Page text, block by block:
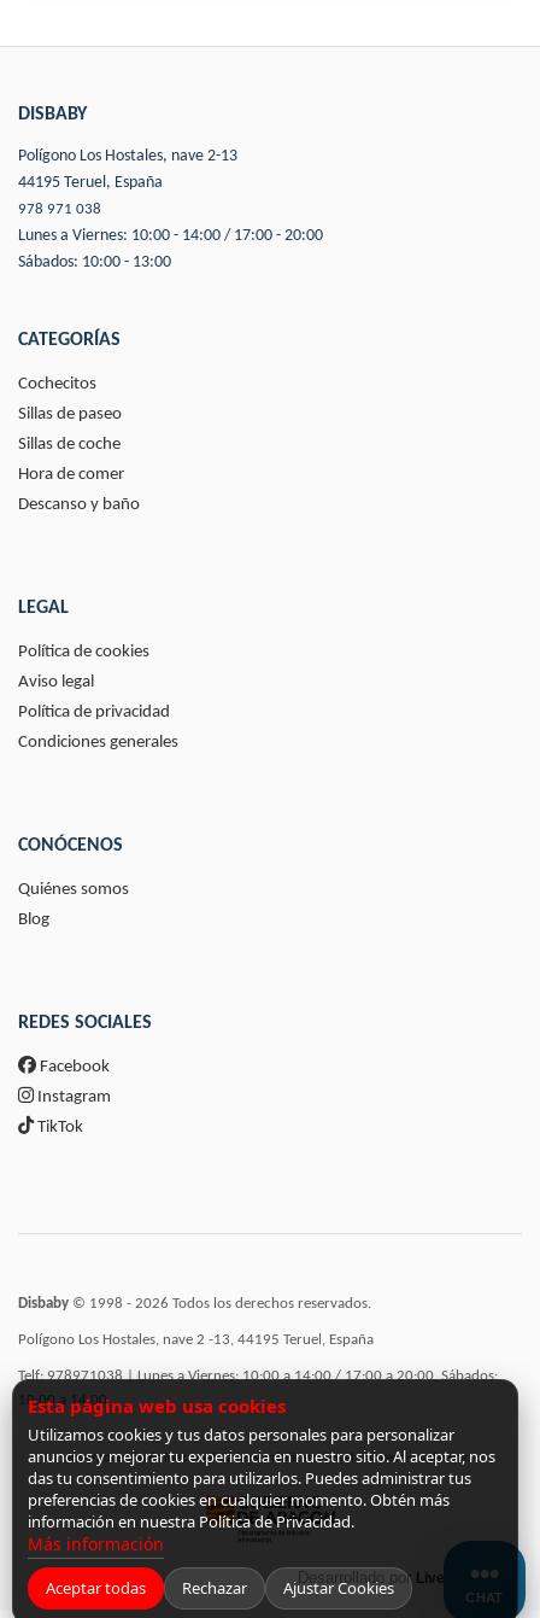
DISBABY
Polígono Los Hostales, nave 2-13
44195 Teruel, España
978 971 038
Lunes a Viernes: 10:00 - 14:00 / 17:00 - 20:00
Sábados: 10:00 - 13:00
CATEGORÍAS
Cochecitos
Sillas de paseo
Sillas de coche
Hora de comer
Descanso y baño
LEGAL
Política de cookies
Aviso legal
Política de privacidad
Condiciones generales
CONÓCENOS
Quiénes somos
Blog
REDES SOCIALES
Facebook
Instagram
TikTok
Disbaby © 1998 - 2026 Todos los derechos reservados.
Polígono Los Hostales, nave 2 -13, 44195 Teruel, España
Telf: 978971038 | Lunes a Viernes: 10:00 a 14:00 / 17:00 a 20:00, Sábados:
10:00 a 14:00
Incorporación de funcionalidades semánticas a la web subvencionadas por:
Desarrollado por LiveCommerce
Esta página web usa cookies
Utilizamos cookies y tus datos personales para personalizar
anuncios y mejorar tu experiencia en nuestro sitio. Al aceptar, nos
das tu consentimiento para utilizarlos. Puedes administrar tus
preferencias de cookies en cualquier momento. Obtén más
información en nuestra Política de Privacidad.
Más información
Aceptar todas Rechazar Ajustar Cookies